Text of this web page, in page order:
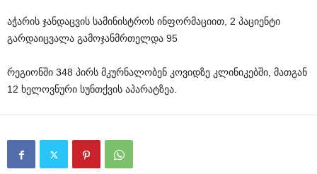
აჭარის ჯანდაცვის სამინისტროს ინფორმაციით, 2 პაციენტი
გარდაიცვალა გამოჯანმრთელდა 95
რეგიონში 348 პირს მკურნალობენ კოვიდზე კლინიკებში, მათგან
12 ხელოვნური სუნთქვის აპარატზეა.